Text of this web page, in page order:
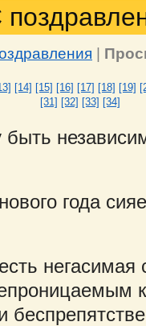
|
[14] [15] [16] [17] [18] [19]
[31] [32] [33] [34]
года
негасимая